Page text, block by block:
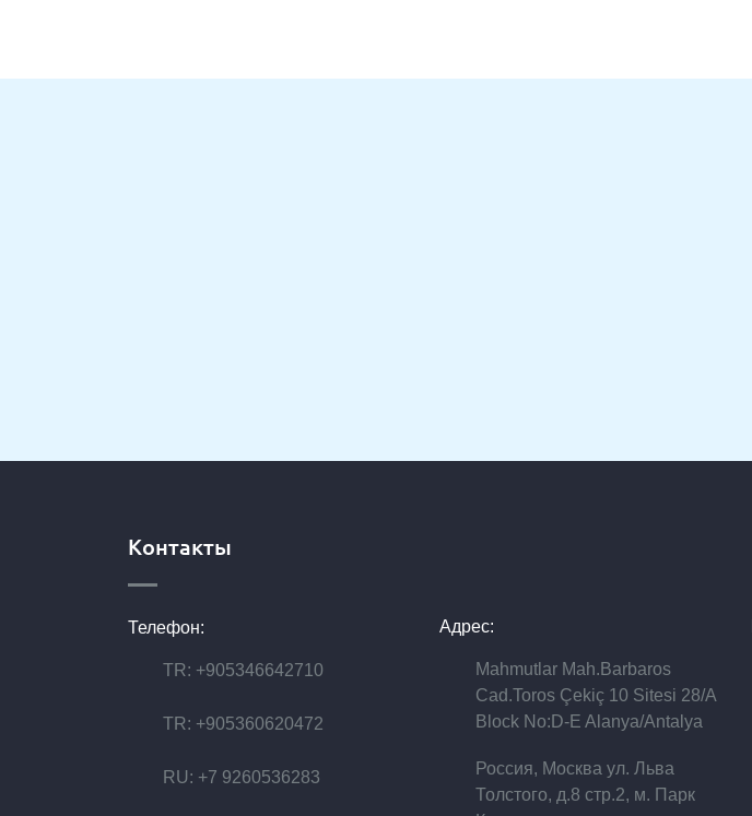
Контакты
Телефон:
TR: +905346642710
TR: +905360620472
RU: +7 9260536283
Адрес:
Mahmutlar Mah.Barbaros
Cad.Toros Çekiç 10 Sitesi 28/A
Block No:D-E Alanya/Antalya
Россия, Москва ул. Льва
Толстого, д.8 стр.2, м. Парк